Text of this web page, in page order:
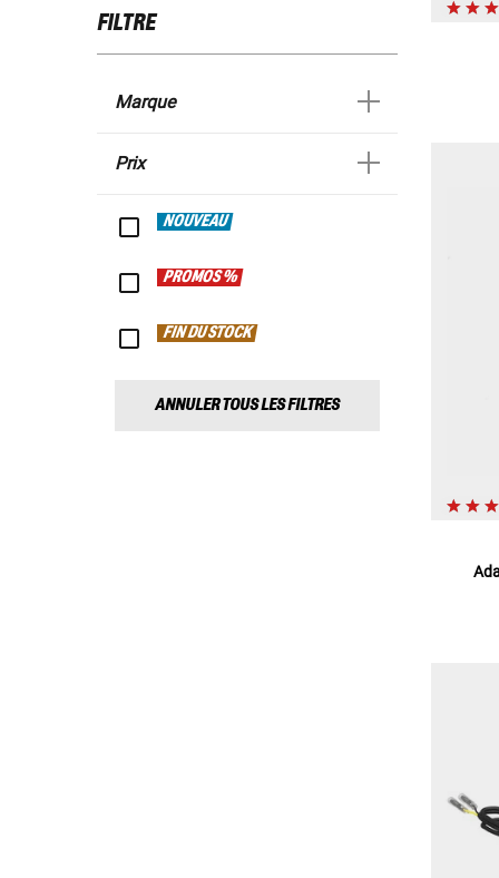
FILTRE
Marque
Prix
NOUVEAU
PROMOS %
FIN DU STOCK
ANNULER TOUS LES FILTRES